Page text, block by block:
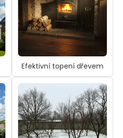
Efektivní topení dřevem